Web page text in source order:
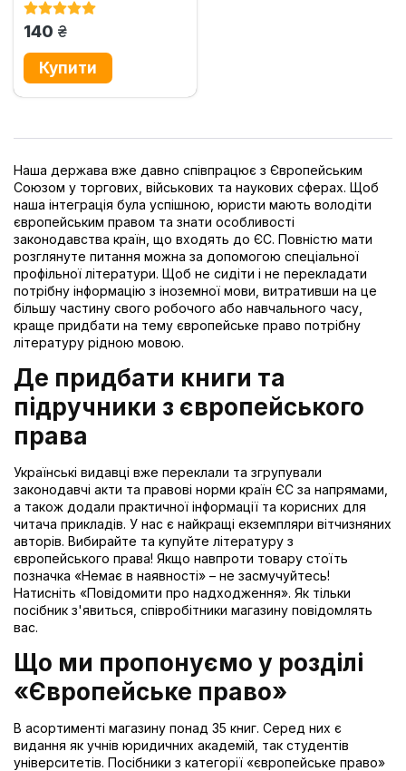
140 грн.
Наша держава вже давно співпрацює з Європейським
Союзом у торгових, військових та наукових сферах. Щоб
наша інтеграція була успішною, юристи мають володіти
європейським правом та знати особливості
законодавства країн, що входять до ЄС. Повністю мати
розглянуте питання можна за допомогою спеціальної
профільної літератури. Щоб не сидіти і не перекладати
потрібну інформацію з іноземної мови, витративши на це
більшу частину свого робочого або навчального часу,
краще придбати на тему європейське право потрібну
літературу рідною мовою.
Де придбати книги та
підручники з європейського
права
Українські видавці вже переклали та згрупували
законодавчі акти та правові норми країн ЄС за напрямами,
а також додали практичної інформації та корисних для
читача прикладів. У нас є найкращі екземпляри вітчизняних
авторів. Вибирайте та купуйте літературу з
європейського права! Якщо навпроти товару стоїть
позначка «Немає в наявності» – не засмучуйтесь!
Натисніть «Повідомити про надходження». Як тільки
посібник з'явиться, співробітники магазину повідомлять
вас.
Що ми пропонуємо у розділі
«Європейське право»
В асортименті магазину понад 35 книг. Серед них є
видання як учнів юридичних академій, так студентів
університетів. Посібники з категорії «європейське право»